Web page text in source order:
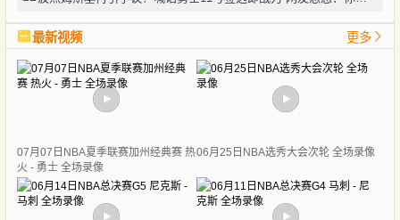
最新视频 更多
07月07日NBA夏季联赛加州经典赛 热
火 - 勇士 全场录像
06月25日NBA选秀大会次轮 全场录像